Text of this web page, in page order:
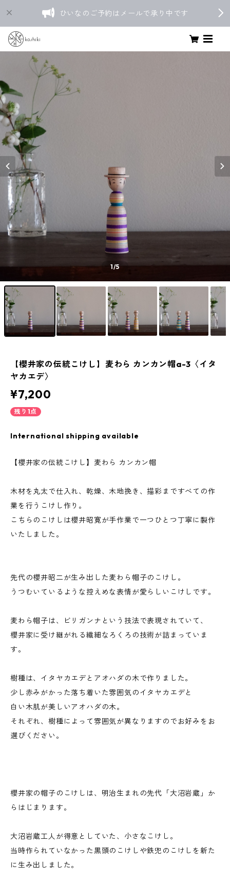
ひいなのご予約はメールで承り中です
1/5
【櫻井家の伝統こけし】麦わら カンカン帽a-3〈イタ
ヤカエデ〉
¥7,200
残り1点
International shipping available
【櫻井家の伝統こけし】麦わら カンカン帽
木材を丸太で仕入れ、乾燥、木地挽き、描彩まですべての作
業を行うこけし作り。
こちらのこけしは櫻井昭寛が手作業で一つひとつ丁寧に製作
いたしました。
先代の櫻井昭二が生み出した麦わら帽子のこけし。
うつむいているような控えめな表情が愛らしいこけしです。
麦わら帽子は、ビリガンナという技法で表現されていて、
櫻井家に受け継がれる繊細なろくろの技術が詰まっていま
す。
樹種は、イタヤカエデとアオハダの木で作りました。
少し赤みがかった落ち着いた雰囲気のイタヤカエデと
白い木肌が美しいアオハダの木。
それぞれ、樹種によって雰囲気が異なりますのでお好みをお
選びください。
櫻井家の帽子のこけしは、明治生まれの先代「大沼岩蔵」か
らはじまります。
大沼岩蔵工人が得意としていた、小さなこけし。
当時作られていなかった黒頭のこけしや鉄兜のこけしを新た
に生み出しました。